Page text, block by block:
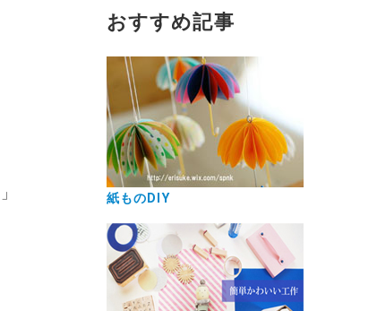
」
おすすめ記事
紙ものDIY